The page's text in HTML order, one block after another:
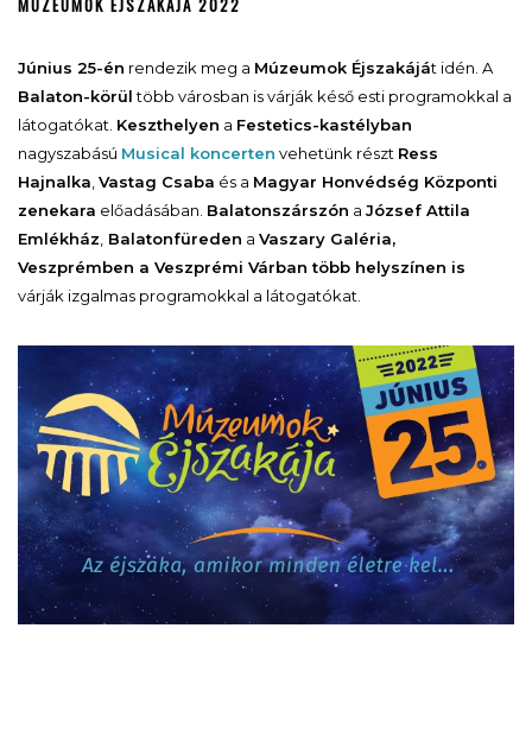
Június 25-én rendezik meg a Múzeumok Éjszakáját idén. A
Balaton-körültöbb városban is várják késő esti programokkal a
látogatókat. Keszthelyen a Festetics-kastélyban
nagyszabású Musical koncerten vehetünk részt Ress
Hajnalka Vastag Csaba és a Magyar Honvédség Központi
zenekara előadásában. Balatonszárszón a József Attila
Emlékház Balatonfüreden a Vaszary Galéria,
Veszprémben a Veszprémi Várban több helyszínen is
várják izgalmas programokkal a látogatókat.